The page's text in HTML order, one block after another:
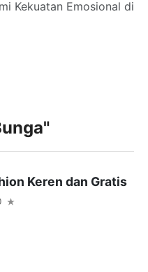
Kekuatan Emosional di
Keren dan Gratis